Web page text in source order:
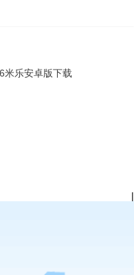
米乐安卓版下载
|